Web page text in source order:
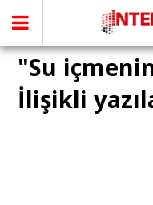
"Su
İlişikli